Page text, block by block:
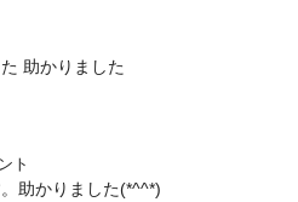
助かりました
ト
助かりました(*^^*)